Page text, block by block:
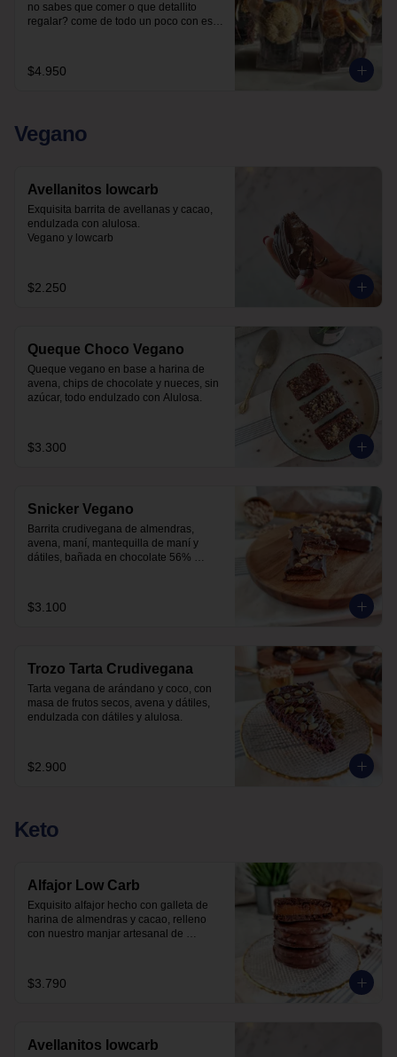
no sabes que comer o que detallito
regalar? come de todo un poco con este
Incluye:
1 cookie avena
1 snicker
$4.950
Vegano
Avellanitos lowcarb
Exquisita barrita de avellanas y cacao,
endulzada con alulosa.
Vegano y lowcarb
$2.250
Queque Choco Vegano
Queque vegano en base a harina de
avena, chips de chocolate y nueces, sin
azúcar, todo endulzado con Alulosa.
$3.300
Snicker Vegano
Barrita crudivegana de almendras,
avena, maní, mantequilla de maní y
dátiles, bañada en chocolate 56%
No tiene soja, lácteos ni huevos.
$3.100
Trozo Tarta Crudivegana
Tarta vegana de arándano y coco, con
masa de frutos secos, avena y dátiles,
endulzada con dátiles y alulosa.
$2.900
Keto
Alfajor Low Carb
Exquisito alfajor hecho con galleta de
harina de almendras y cacao, relleno
con nuestro manjar artesanal de
con alulosa.
$3.790
Avellanitos lowcarb